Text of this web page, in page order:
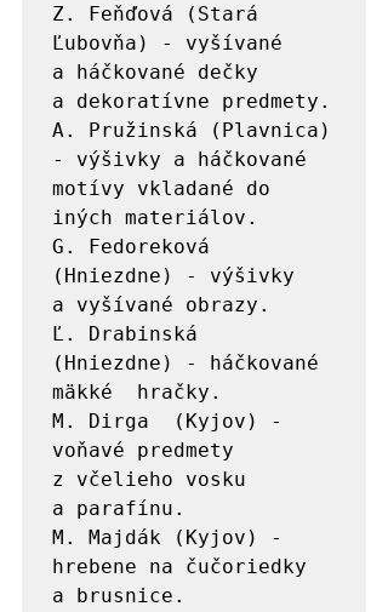
Z. Feňďová (Stará
Ľubovňa) - vyšívané
a háčkované dečky
a dekoratívne predmety.
A. Pružinská (Plavnica)
- výšivky a háčkované
motívy vkladané do
iných materiálov.
G. Fedoreková
(Hniezdne) - výšivky
a vyšívané obrazy.
Ľ. Drabinská
(Hniezdne) - háčkované
mäkké  hračky.
M. Dirga  (Kyjov) -
voňavé predmety
z včelieho vosku
a parafínu.
M. Majdák (Kyjov) -
hrebene na čučoriedky
a brusnice.